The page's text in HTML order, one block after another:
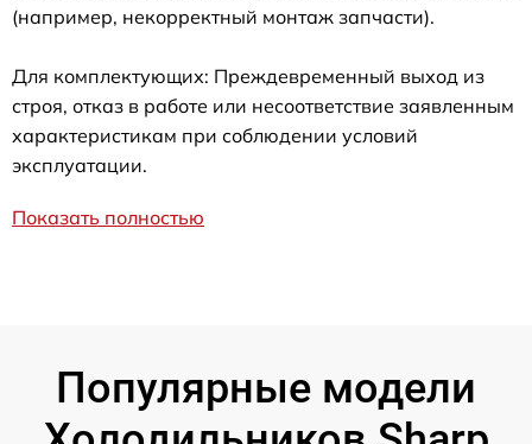
(например, некорректный монтаж запчасти).
Для комплектующих: Преждевременный выход из
строя, отказ в работе или несоответствие заявленным
характеристикам при соблюдении условий
эксплуатации.
Показать полностью
Популярные модели